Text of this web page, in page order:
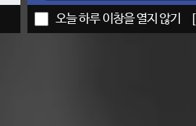
오늘 하루 이창을 열지 않기